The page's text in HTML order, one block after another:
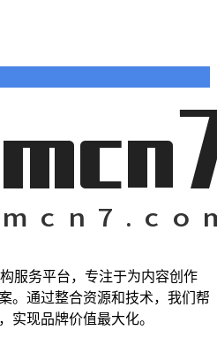
服务平台，专注于为内容创作
。通过整合资源和技术，我们帮
实现品牌价值最大化。